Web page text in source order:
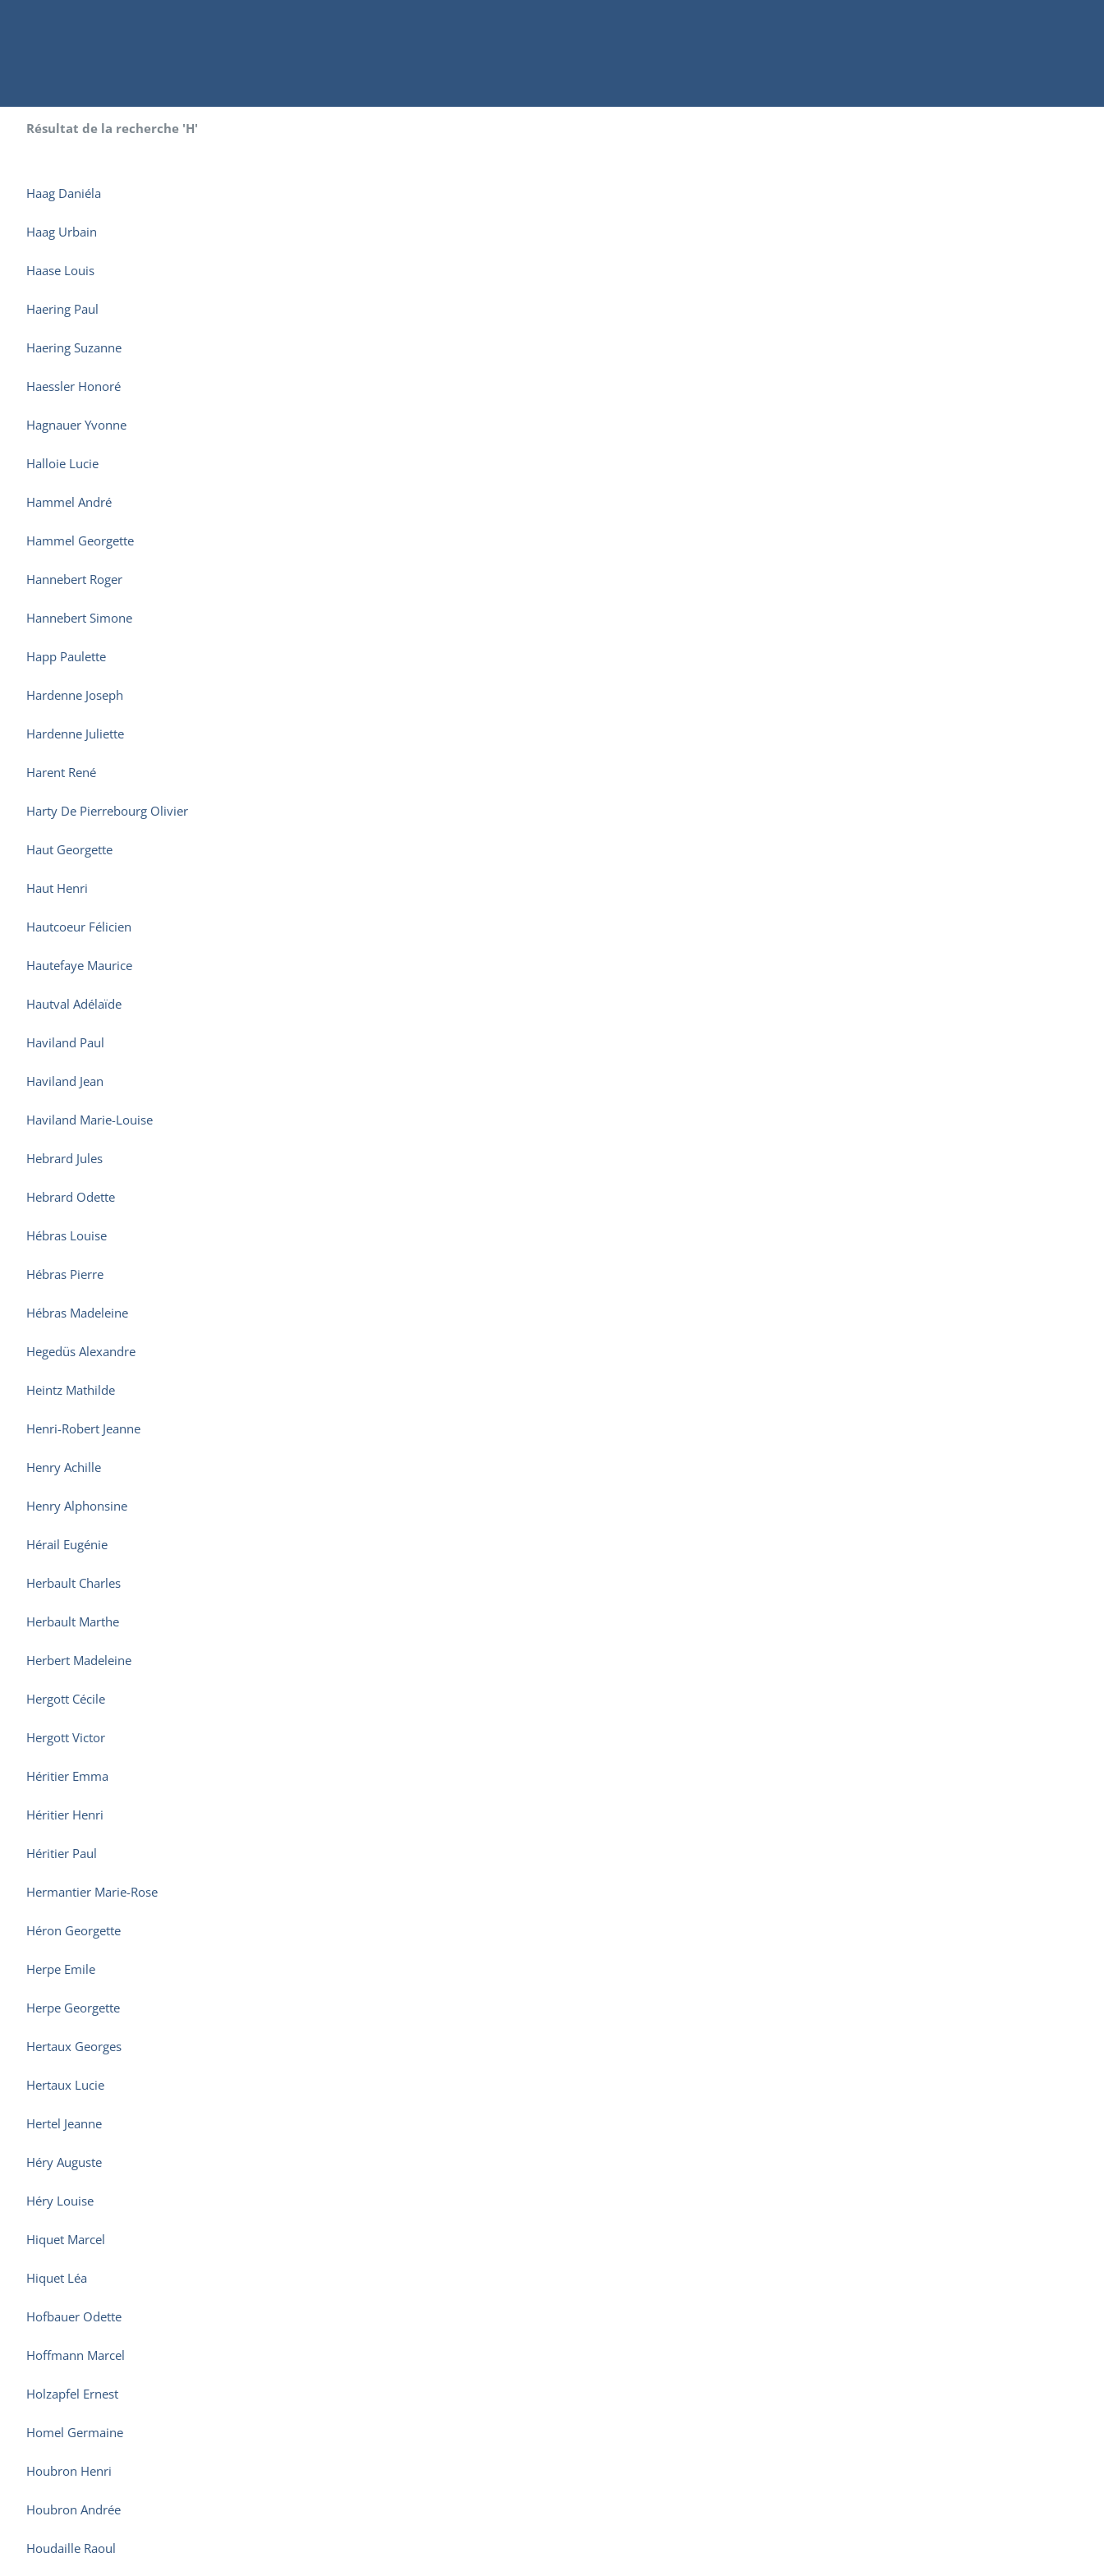
Résultat de la recherche 'H'
Haag Daniéla
Haag Urbain
Haase Louis
Haering Paul
Haering Suzanne
Haessler Honoré
Hagnauer Yvonne
Halloie Lucie
Hammel André
Hammel Georgette
Hannebert Roger
Hannebert Simone
Happ Paulette
Hardenne Joseph
Hardenne Juliette
Harent René
Harty De Pierrebourg Olivier
Haut Georgette
Haut Henri
Hautcoeur Félicien
Hautefaye Maurice
Hautval Adélaïde
Haviland Paul
Haviland Jean
Haviland Marie-Louise
Hebrard Jules
Hebrard Odette
Hébras Louise
Hébras Pierre
Hébras Madeleine
Hegedüs Alexandre
Heintz Mathilde
Henri-Robert Jeanne
Henry Achille
Henry Alphonsine
Hérail Eugénie
Herbault Charles
Herbault Marthe
Herbert Madeleine
Hergott Cécile
Hergott Victor
Héritier Emma
Héritier Henri
Héritier Paul
Hermantier Marie-Rose
Héron Georgette
Herpe Emile
Herpe Georgette
Hertaux Georges
Hertaux Lucie
Hertel Jeanne
Héry Auguste
Héry Louise
Hiquet Marcel
Hiquet Léa
Hofbauer Odette
Hoffmann Marcel
Holzapfel Ernest
Homel Germaine
Houbron Henri
Houbron Andrée
Houdaille Raoul